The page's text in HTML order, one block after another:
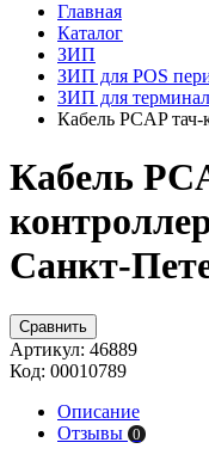
Главная
Каталог
ЗИП
ЗИП для POS
ЗИП для
Кабель PCAP
Кабель
Санкт-
Сравнить
Артикул: 46889
Код: 00010789
Описание
Отзывы 0